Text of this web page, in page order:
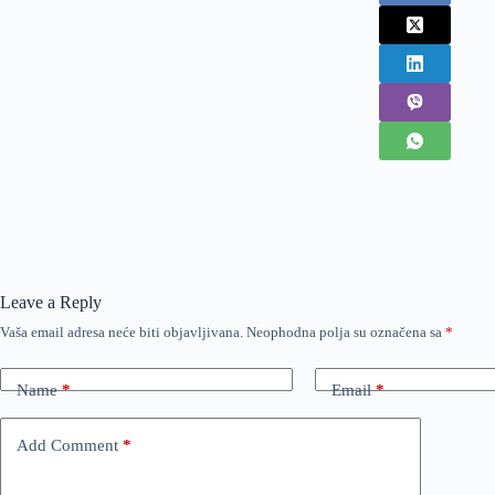
Leave a Reply
Vaša email adresa neće biti objavljivana. Neophodna polja su označena sa *
Name* Email*
Add Comment *